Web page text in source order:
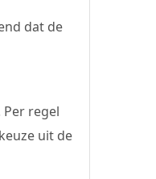
dat de
regel
uit de